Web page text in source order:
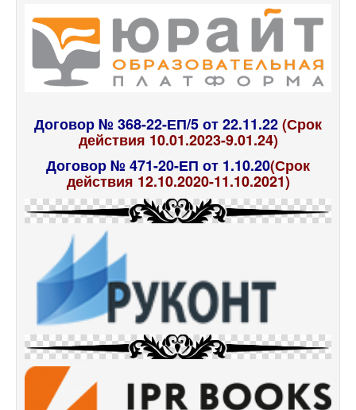
Договор № 368-22-ЕП/5 от 22.11.22(Срок
действия 10.01.2023-9.01.24)
Договор № 471-20-ЕП от 1.10.20(Срок
действия 12.10.2020-11.10.2021)